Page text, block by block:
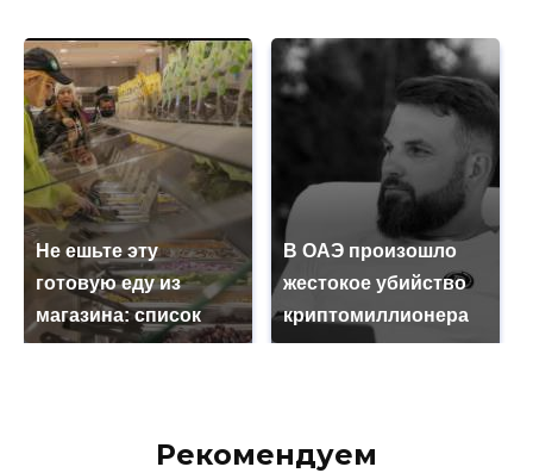
Не ешьте эту
готовую еду из
магазина: список
В ОАЭ произошло
жестокое убийство
криптомиллионера
Рекомендуем